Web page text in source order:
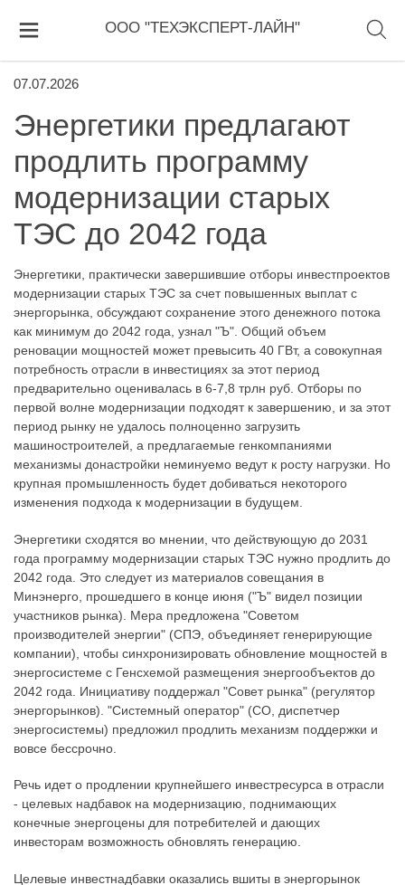
ООО "ТЕХЭКСПЕРТ-ЛАЙН"
07.07.2026
Энергетики предлагают
продлить программу
модернизации старых
ТЭС до 2042 года
Энергетики, практически завершившие отборы инвестпроектов
модернизации старых ТЭС за счет повышенных выплат с
энергорынка, обсуждают сохранение этого денежного потока
как минимум до 2042 года, узнал "Ъ". Общий объем
реновации мощностей может превысить 40 ГВт, а совокупная
потребность отрасли в инвестициях за этот период
предварительно оценивалась в 6-7,8 трлн руб. Отборы по
первой волне модернизации подходят к завершению, и за этот
период рынку не удалось полноценно загрузить
машиностроителей, а предлагаемые генкомпаниями
механизмы донастройки неминуемо ведут к росту нагрузки. Но
крупная промышленность будет добиваться некоторого
изменения подхода к модернизации в будущем.
Энергетики сходятся во мнении, что действующую до 2031
года программу модернизации старых ТЭС нужно продлить до
2042 года. Это следует из материалов совещания в
Минэнерго, прошедшего в конце июня ("Ъ" видел позиции
участников рынка). Мера предложена "Советом
производителей энергии" (СПЭ, объединяет генерирующие
компании), чтобы синхронизировать обновление мощностей в
энергосистеме с Генсхемой размещения энергообъектов до
2042 года. Инициативу поддержал "Совет рынка" (регулятор
энергорынков). "Системный оператор" (СО, диспетчер
энергосистемы) предложил продлить механизм поддержки и
вовсе бессрочно.
Речь идет о продлении крупнейшего инвестресурса в отрасли
- целевых надбавок на модернизацию, поднимающих
конечные энергоцены для потребителей и дающих
инвесторам возможность обновлять генерацию.
Целевые инвестнадбавки оказались вшиты в энергорынок